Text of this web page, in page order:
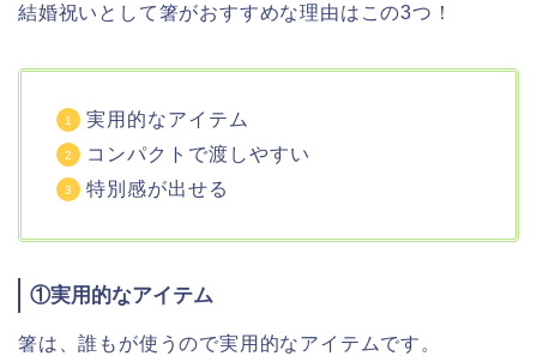
結婚祝いとして箸がおすすめな理由はこの3つ！
実用的なアイテム
コンパクトで渡しやすい
特別感が出せる
①実用的なアイテム
箸は、誰もが使うので実用的なアイテムです。